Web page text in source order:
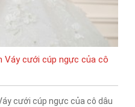
Váy cưới cúp ngực của cô
cưới cúp ngực của cô dâu